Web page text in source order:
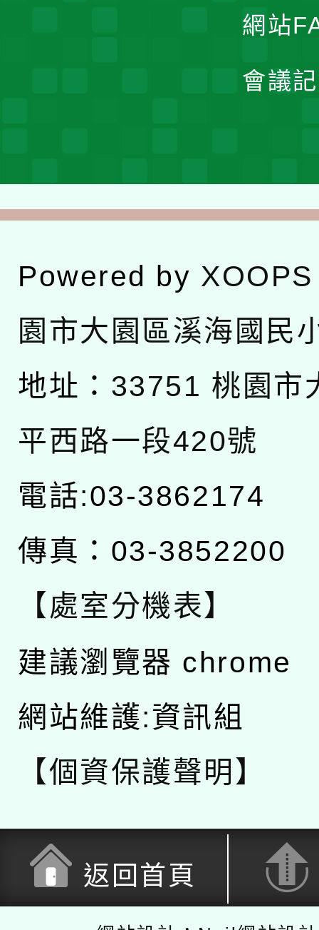
網站
會議
Powered by XOOPS
園市大園區溪海國民
地址： 33751 桃園市
平西路一段420號
電話:03-3862174
傳真：03-3852200
【處室分機表】
建議瀏覽器 chrome
網站維護:資訊組
【個資保護聲明】
返回首頁